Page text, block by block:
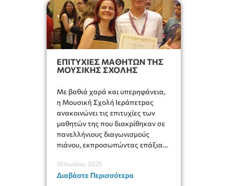
ΕΠΙΤΥΧΙΕΣ ΜΑΘΗΤΩΝ ΤΗΣ
ΜΟΥΣΙΚΗΣ ΣΧΟΛΗΣ
Με βαθιά χαρά και υπερηφάνεια,
η Μουσική Σχολή Ιεράπετρας
ανακοινώνει τις επιτυχίες των
μαθητών της που διακρίθηκαν σε
πανελλήνιους διαγωνισμούς
πιάνου, εκπροσωπώντας επάξια
10 Ιουλίου, 2025
Διαβάστε Περισσότερα